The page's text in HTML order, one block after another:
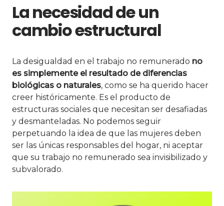
La necesidad de un
cambio estructural
La desigualdad en el trabajo no remunerado no
es simplemente el resultado de diferencias
biológicas o naturales, como se ha querido hacer
creer históricamente. Es el producto de
estructuras sociales que necesitan ser desafiadas
y desmanteladas. No podemos seguir
perpetuando la idea de que las mujeres deben
ser las únicas responsables del hogar, ni aceptar
que su trabajo no remunerado sea invisibilizado y
subvalorado.